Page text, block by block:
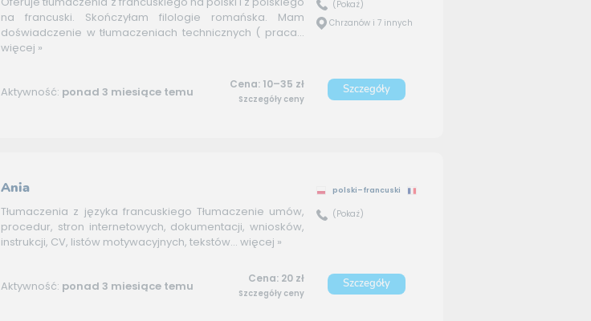
na francuski. Skończyłam filologie romańska. Mam
doświadczenie w tłumaczeniach technicznych ( praca...
więcej »
(Pokaż)
Chrzanów i 7 innych
Aktywność: ponad 3 miesiące temu Cena: 10–35 zł
Szczegóły ceny
Szczegóły
Ania
Tłumaczenia z języka francuskiego Tłumaczenie umów,
procedur, stron internetowych, dokumentacji, wniosków,
instrukcji, CV, listów motywacyjnych, tekstów... więcej »
polski–francuski
(Pokaż)
Aktywność: ponad 3 miesiące temu Cena: 20 zł
Szczegóły ceny
Szczegóły